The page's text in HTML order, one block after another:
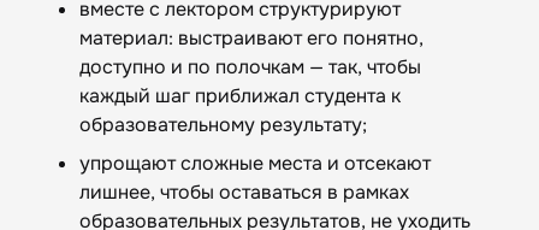
вместе с лектором структурируют
материал: выстраивают его понятно,
доступно и по полочкам — так, чтобы
каждый шаг приближал студента к
образовательному результату;
упрощают сложные места и отсекают
лишнее, чтобы оставаться в рамках
образовательных результатов, не уходить